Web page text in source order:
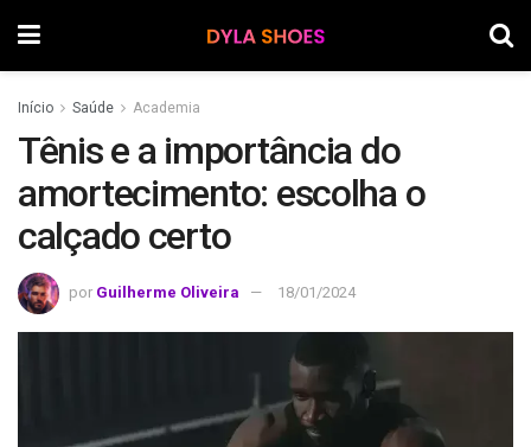
Início Saúde Academia
Tênis e a importância do
amortecimento: escolha o
calçado certo
por Guilherme Oliveira 18/01/2024